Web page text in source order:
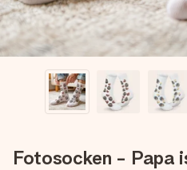
Fotosocken - Papa